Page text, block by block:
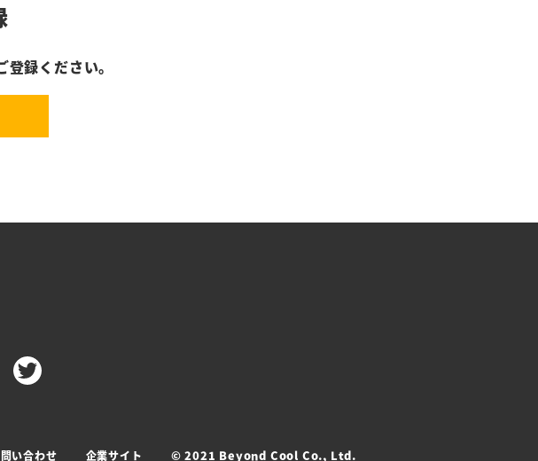
録ください。
い合わせ 企業サイト © 2021 Beyond Cool Co., Ltd.